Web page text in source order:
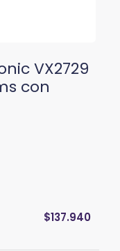
VX2729
con
$137.940